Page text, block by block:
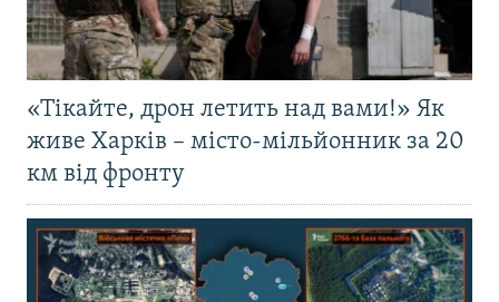
«Тікайте, дрон летить над вами!» Як
живе Харків – місто-мільйонник за 20
км від фронту